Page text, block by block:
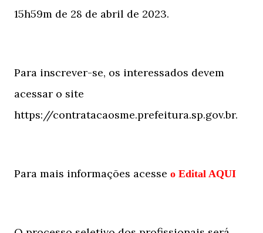
15h59m de 28 de abril de 2023.
Para inscrever-se, os interessados devem
acessar o site
https://contratacaosme.prefeitura.sp.gov.br.
Para mais informações acesse o Edital AQUI